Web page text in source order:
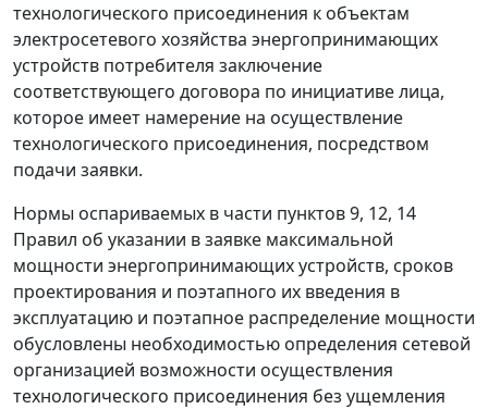
технологического присоединения к объектам
электросетевого хозяйства энергопринимающих
устройств потребителя заключение
соответствующего договора по инициативе лица,
которое имеет намерение на осуществление
технологического присоединения, посредством
подачи заявки.
Нормы оспариваемых в части пунктов 9, 12, 14
Правил об указании в заявке максимальной
мощности энергопринимающих устройств, сроков
проектирования и поэтапного их введения в
эксплуатацию и поэтапное распределение мощности
обусловлены необходимостью определения сетевой
организацией возможности осуществления
технологического присоединения без ущемления